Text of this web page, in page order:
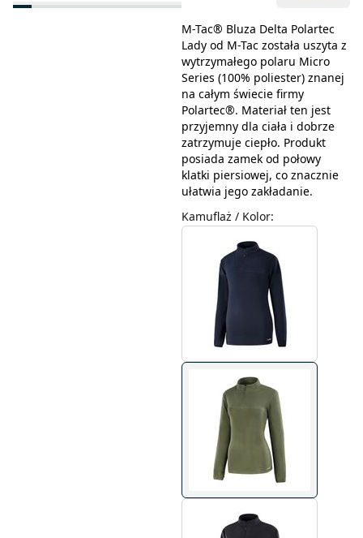
M-Tac® Bluza Delta Polartec
Lady od M-Tac została uszyta z
wytrzymałego polaru Micro
Series (100% poliester) znanej
na całym świecie firmy
Polartec®. Materiał ten jest
przyjemny dla ciała i dobrze
zatrzymuje ciepło. Produkt
posiada zamek od połowy
klatki piersiowej, co znacznie
ułatwia jego zakładanie.
Kamuflaż / Kolor: